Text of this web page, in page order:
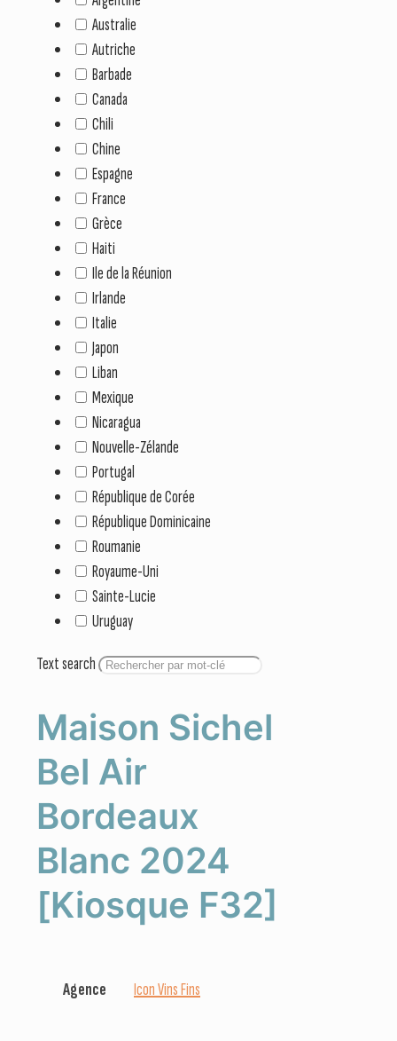
Australie
Autriche
Barbade
Canada
Chili
Chine
Espagne
France
Grèce
Haiti
Ile de la Réunion
Irlande
Italie
Japon
Liban
Mexique
Nicaragua
Nouvelle-Zélande
Portugal
République de Corée
République Dominicaine
Roumanie
Royaume-Uni
Sainte-Lucie
Uruguay
Text search
Maison Sichel
Bel Air
Bordeaux
Blanc 2024
[Kiosque F32]
Agence Icon Vins Fins